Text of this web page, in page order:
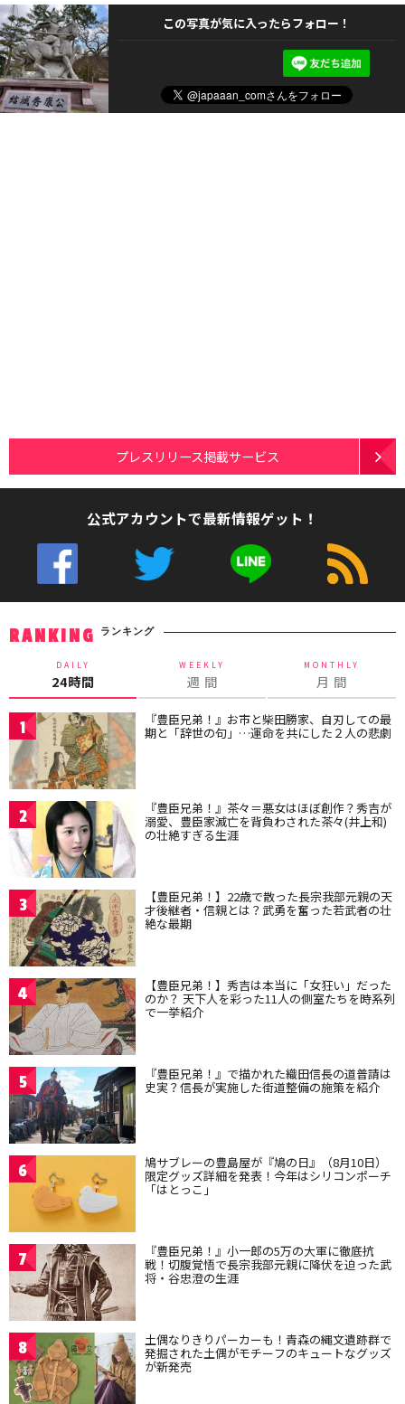
この写真が気に入ったらフォロー！
プレスリリース掲載サービス
公式アカウントで最新情報ゲット！
RANKING ランキング
DAILY
24時間
WEEKLY
週 間
MONTHLY
月 間
1 『豊臣兄弟！』お市と柴田勝家、自刃しての最
期と「辞世の句」…運命を共にした２人の悲劇
2 『豊臣兄弟！』茶々＝悪女はほぼ創作？秀吉が
溺愛、豊臣家滅亡を背負わされた茶々(井上和)
の壮絶すぎる生涯
3 【豊臣兄弟！】22歳で散った長宗我部元親の天
才後継者・信親とは？武勇を奮った若武者の壮
絶な最期
4 【豊臣兄弟！】秀吉は本当に「女狂い」だった
のか？ 天下人を彩った11人の側室たちを時系列
で一挙紹介
5 『豊臣兄弟！』で描かれた織田信長の道普請は
史実？信長が実施した街道整備の施策を紹介
6 鳩サブレーの豊島屋が『鳩の日』（8月10日）
限定グッズ詳細を発表！今年はシリコンポーチ
「はとっこ」
7 『豊臣兄弟！』小一郎の5万の大軍に徹底抗
戦！切腹覚悟で長宗我部元親に降伏を迫った武
将・谷忠澄の生涯
8 土偶なりきりパーカーも！青森の縄文遺跡群で
発掘された土偶がモチーフのキュートなグッズ
が新発売